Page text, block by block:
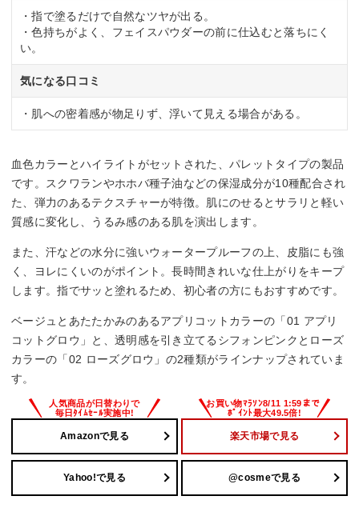
・指で塗るだけで自然なツヤが出る。
・色持ちがよく、フェイスパウダーの前に仕込むと落ちにく
い。
気になる口コミ
・肌への密着感が物足りず、浮いて見える場合がある。
血色カラーとハイライトがセットされた、パレットタイプの製品
です。スクワランやホホバ種子油などの保湿成分が10種配合され
た、弾力のあるテクスチャーが特徴。肌にのせるとサラリと軽い
質感に変化し、うるみ感のある肌を演出します。
また、汗などの水分に強いウォータープルーフの上、皮脂にも強
く、ヨレにくいのがポイント。長時間きれいな仕上がりをキープ
します。指でサッと塗れるため、初心者の方にもおすすめです。
ベージュとあたたかみのあるアプリコットカラーの「01 アプリ
コットグロウ」と、透明感を引き立てるシフォンピンクとローズ
カラーの「02 ローズグロウ」の2種類がラインナップされていま
す。
Amazonで見る 楽天市場で見る
Yahoo!で見る @cosmeで見る